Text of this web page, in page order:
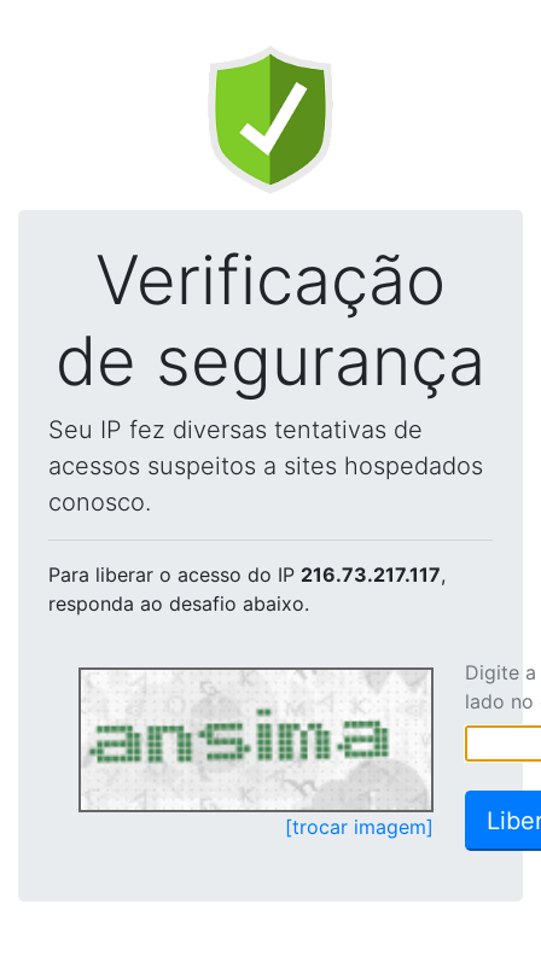
Verificação
de segurança
Seu IP fez diversas tentativas de
acessos suspeitos a sites hospedados
conosco.
Para liberar o acesso do IP 216.73.217.117,
responda ao desafio abaixo.
[trocar imagem]
Digite
lado no